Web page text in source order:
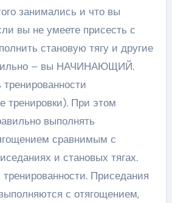
занимались и что вы
вы не умеете присесть с
становую тягу и другие
– вы НАЧИНАЮЩИЙ.
тренировки). При этом
выполнять
сравнимым с
и становых тягах.
Приседания
с отягощением,